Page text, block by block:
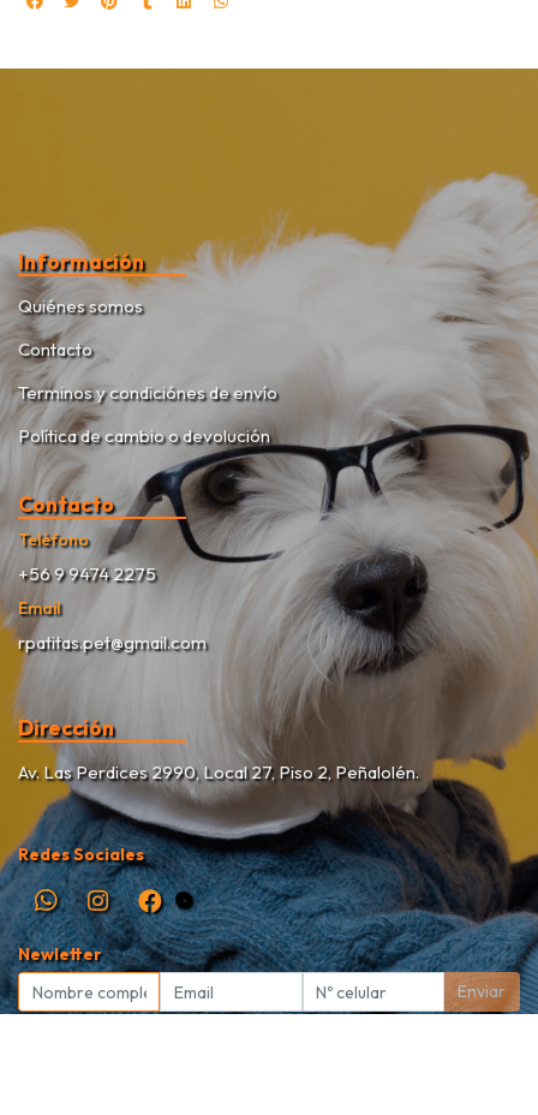
Información
Quiénes somos
Contacto
Terminos y condiciónes de envío
Política de cambio o devolución
Contacto
Teléfono
+56 9 9474 2275
Email
rpatitas.pet@gmail.com
Dirección
Av. Las Perdices 2990, Local 27, Piso 2, Peñalolén.
Redes Sociales
Newletter
Enviar